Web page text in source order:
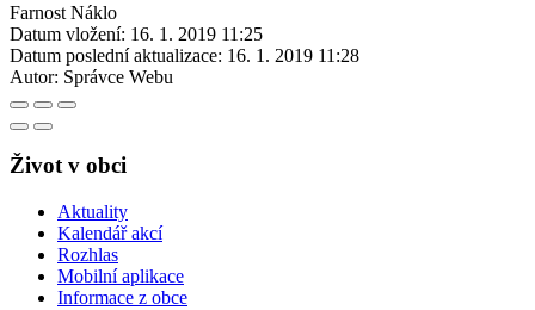
Farnost Náklo
Datum vložení: 16. 1. 2019 11:25
Datum poslední aktualizace: 16. 1. 2019 11:28
Autor: Správce Webu
Život v obci
Aktuality
Kalendář akcí
Rozhlas
Mobilní aplikace
Informace z obce